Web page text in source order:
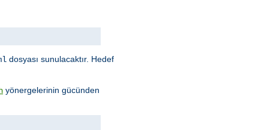
dosyası sunulacaktır. Hedef
yönergelerinin gücünden